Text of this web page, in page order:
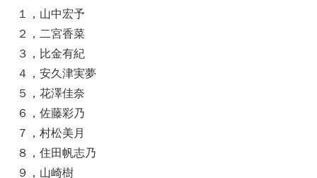
１，山中宏予
２，二宮香菜
３，比金有紀
４，安久津実夢
５，花澤佳奈
６，佐藤彩乃
７，村松美月
８，住田帆志乃
９，山崎樹